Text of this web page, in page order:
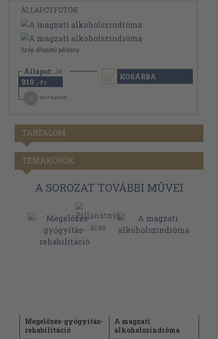
ÁLLAPOTFOTÓK
Szép állapotú példány.
Állapot: Jó
910 ,-Ft
pont kapható
KOSÁRBA
TARTALOM
TÉMAKÖRÖK
A SOROZAT TOVÁBBI MŰVEI
Megelőzés-gyógyítás-
rehabilitáció
A magzati
alkoholszindróma